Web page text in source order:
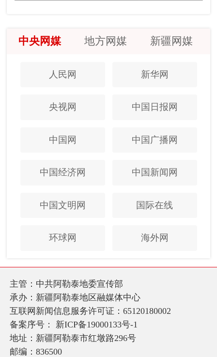
中央网媒 地方网媒 新疆网媒
人民网 新华网
央视网 中国日报网
中国网 中国广播网
中国经济网 中国新闻网
中国文明网 国际在线
环球网 海外网
主管：中共阿勒泰地委宣传部
承办：新疆阿勒泰地区融媒体中心
互联网新闻信息服务许可证：65120180002
备案序号： 新ICP备19000133号-1
地址：新疆阿勒泰市红墩路296号
邮编：836500